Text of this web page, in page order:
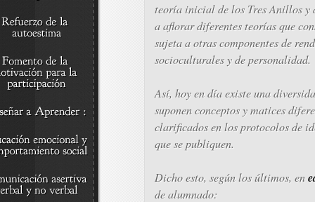
teoría inicial de los Tres Anillos y
a aflorar diferentes teorías que
sujeta a otras componentes de
socioculturales y de personalidad.
Así, hoy en día existe una
suponen conceptos y matices
clarificados en los protocolos de
que se publiquen.
Dicho esto, según los últimos, en
de alumnado: